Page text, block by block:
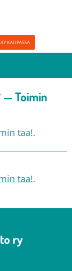
KAUPASSA
Toimin
taa!.
taa!.
ry